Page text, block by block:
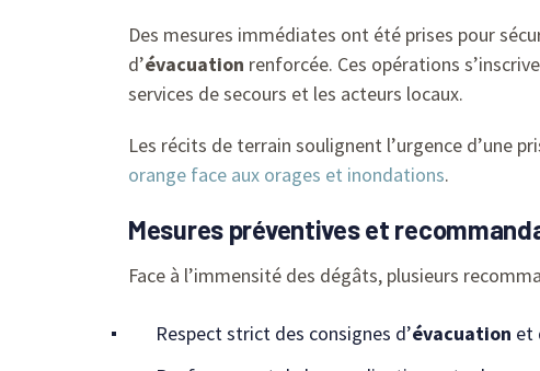
Des mesures immédiates ont été prises pour
d’évacuation renforcée. Ces opérations
services de secours et les acteurs locaux.
Les récits de terrain soulignent l’urgence d’une
orange face aux orages et inondations.
Mesures préventives et
Face à l’immensité des dégâts, plusieurs
Respect strict des consignes d’évacuation et